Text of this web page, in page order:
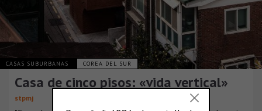
CASAS SUBURBANAS COREA DEL SUR
Casa de cinco pisos: «vida vertical»
stpmj